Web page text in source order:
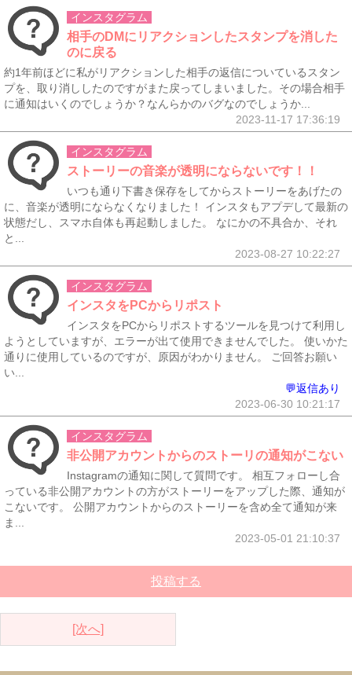
インスタグラム
相手のDMにリアクションしたスタンプを消した
のに戻る
約1年前ほどに私がリアクションした相手の返信についているスタン
プを、取り消ししたのですがまた戻ってしまいました。その場合相手
に通知はいくのでしょうか？なんらかのバグなのでしょうか...
2023-11-17 17:36:19
インスタグラム
ストーリーの音楽が透明にならないです！！
いつも通り下書き保存をしてからストーリーをあげたの
に、音楽が透明にならなくなりました！ インスタもアプデして最新の
状態だし、スマホ自体も再起動しました。 なにかの不具合か、それ
と...
2023-08-27 10:22:27
インスタグラム
インスタをPCからリポスト
インスタをPCからリポストするツールを見つけて利用し
ようとしていますが、エラーが出て使用できませんでした。 使いかた
通りに使用しているのですが、原因がわかりません。 ご回答お願い
い...
💬返信あり
2023-06-30 10:21:17
インスタグラム
非公開アカウントからのストーリの通知がこない
Instagramの通知に関して質問です。 相互フォローし合
っている非公開アカウントの方がストーリーをアップした際、通知が
こないです。 公開アカウントからのストーリーを含め全て通知が来
ま...
2023-05-01 21:10:37
投稿する
[次へ]